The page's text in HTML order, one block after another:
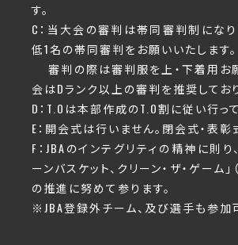
す。
C：当大会の審判は帯同審判制になり
低1名の帯同審判をお願いいたします。
審判の際は審判服を上・下着用お
会はDランク以上の審判を推奨しており
D：T.Oは本部作成のT.O割に従い行って
E：開会式は行いません。閉会式・表彰
F：JBAのインテグリティの精神に則り
ーンバスケット、クリーン・ザ・ゲーム」
の推進に努めて参ります。
※JBA登録外チーム、及び選手も参加